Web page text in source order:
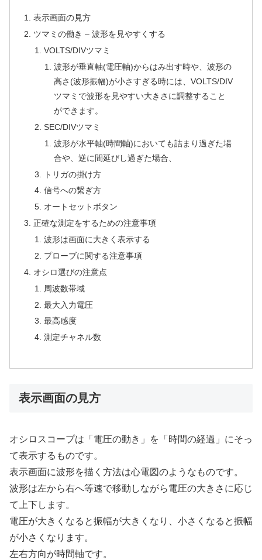
表示画面の見方
ツマミの働き – 波形を見やすくする
VOLTS/DIVツマミ
波形が垂直軸(電圧軸)からはみ出す時や、波形の
高さ(波形振幅)が小さすぎる時には、VOLTS/DIV
ツマミで波形を見やすい大きさに調整すること
ができます。
SEC/DIVツマミ
波形が水平軸(時間軸)においても詰まり過ぎた場
合や、逆に間延びし過ぎた場合、
トリガの掛け方
信号への繋ぎ方
オートセットボタン
正確な測定をするための注意事項
波形は画面に大きく表示する
プローブに関する注意事項
オシロ選びの注意点
周波数帯域
最大入力電圧
最高感度
測定チャネル数
表示画面の見方
オシロスコープは「電圧の動き」を「時間の経過」にそっ
て表示するものです。
表示画面に波形を描く方法は心電図のようなものです。
波形は左から右へ等速で移動しながら電圧の大きさに応じ
て上下します。
電圧が大きくなると振幅が大きくなり、小さくなると振幅
が小さくなります。
左右方向が時間軸です。